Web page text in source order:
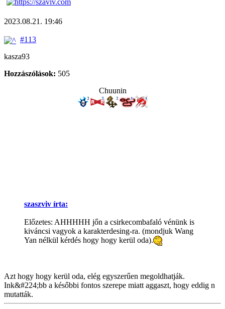
2023.08.21. 19:46
#113
kasza93
Hozzászólások: 505
Chuunin
szaszviv írta:
Előzetes: AHHHHH jőn a csirkecombafaló vénünk is
kiváncsi vagyok a karakterdesing-ra. (mondjuk Wang
Yan nélkül kérdés hogy hogy kerül oda).
Azt hogy hogy kerül oda, elég egyszerűen megoldhatják.
Ink&#224;bb a későbbi fontos szerepe miatt aggaszt, hogy eddig n
mutatták.